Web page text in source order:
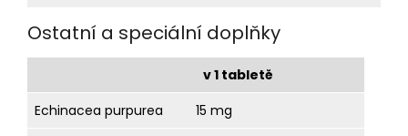
Ostatní a speciální doplňky
v 1 tabletě
Echinacea purpurea
15 mg